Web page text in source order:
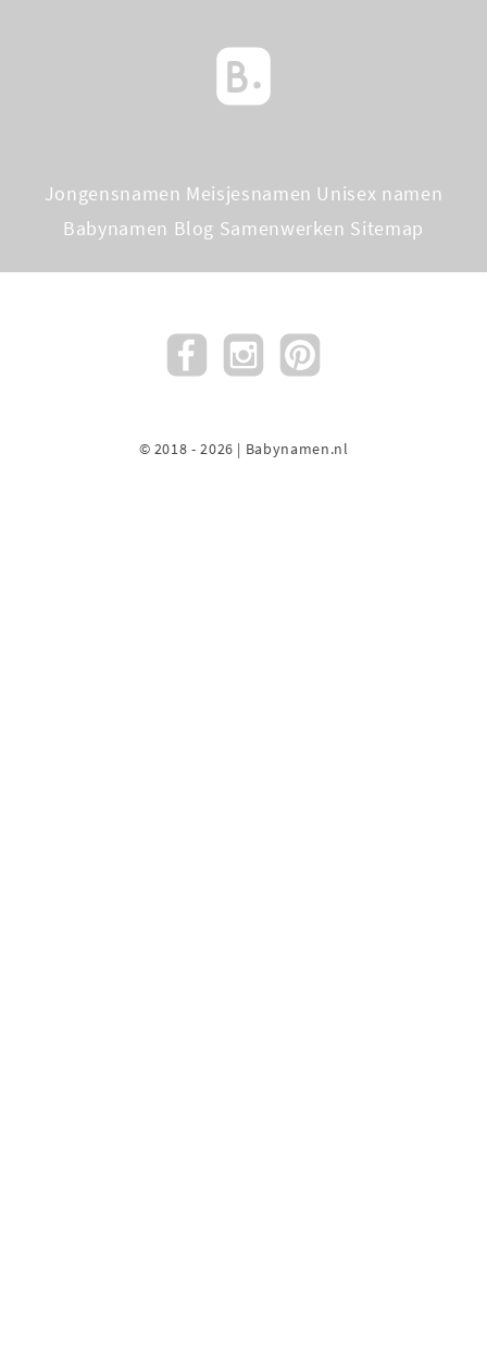
Jongensnamen Meisjesnamen Unisex namen
Babynamen Blog Samenwerken Sitemap
© 2018 - 2026 | Babynamen.nl